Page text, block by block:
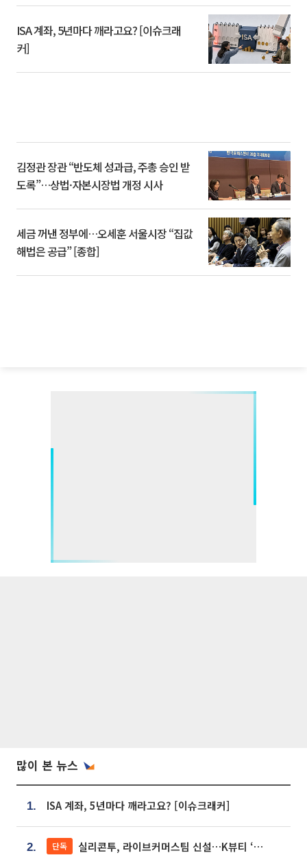
ISA 계좌, 5년마다 깨라고요? [이슈크래
커]
김정관 장관 “반도체 성과급, 주총 승인 받
도록”…상법·자본시장법 개정 시사
세금 꺼낸 정부에…오세훈 서울시장 “집값
해법은 공급” [종합]
많이 본 뉴스
1. ISA 계좌, 5년마다 깨라고요? [이슈크래커]
2. 단독 실리콘투, 라이브커머스팀 신설…K뷰티 ‘글로벌 판매망’ 확대[K뷰티 라방戰]